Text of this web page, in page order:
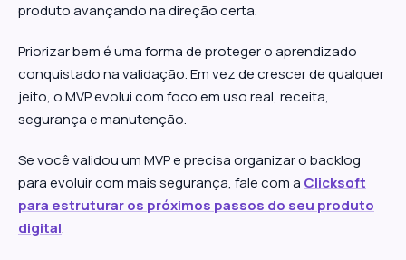
produto avançando na direção certa.
Priorizar bem é uma forma de proteger o aprendizado
conquistado na validação. Em vez de crescer de qualquer
jeito, o MVP evolui com foco em uso real, receita,
segurança e manutenção.
Se você validou um MVP e precisa organizar o backlog
para evoluir com mais segurança, fale com a Clicksoft
para estruturar os próximos passos do seu produto
digital.